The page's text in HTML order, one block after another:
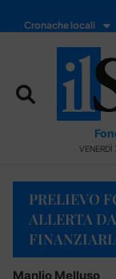
Cronache locali
PRELIEVO
ALLERTA
Manlio Melluso